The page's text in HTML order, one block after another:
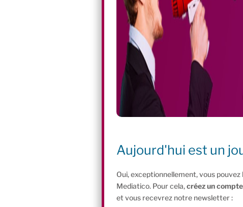
Aujourd'hui est un
Oui, exceptionnellement, vous
Mediatico. Pour cela,créez un
et vous recevrez notre newsletter :